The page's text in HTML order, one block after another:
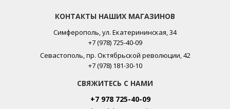
КОНТАКТЫ НАШИХ МАГАЗИНОВ
Симферополь, ул. Екатерининская, 34
+7 (978) 725-40-09
Севастополь, пр. Октябрьской революции, 42
+7 (978) 181-30-10
СВЯЖИТЕСЬ С НАМИ
+7 978 725-40-09